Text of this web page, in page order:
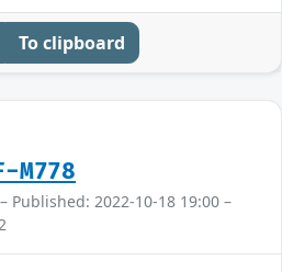
To clipboard
M778
– Published: 2022-10-18 19:00 –